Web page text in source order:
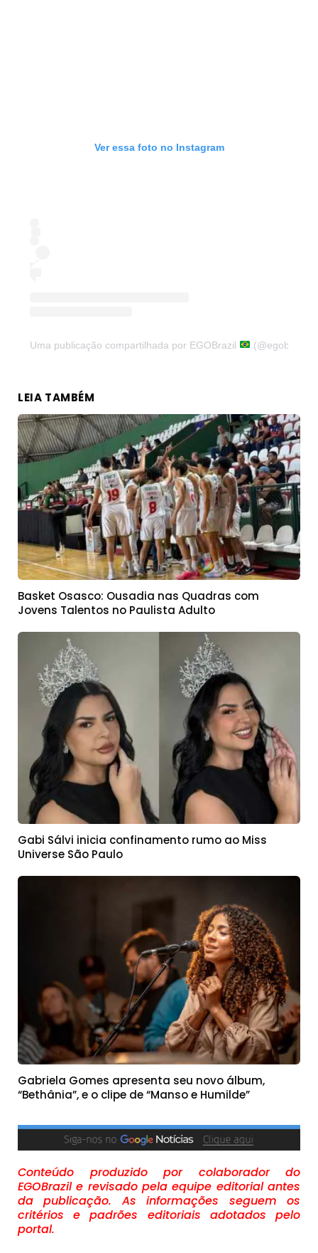
Ver essa foto no Instagram
Uma publicação compartilhada por EGOBrazil (@egobrazil)
LEIA TAMBÉM
Basket Osasco: Ousadia nas Quadras com
Jovens Talentos no Paulista Adulto
Gabi Sálvi inicia confinamento rumo ao Miss
Universe São Paulo
Gabriela Gomes apresenta seu novo álbum,
“Bethânia”, e o clipe de “Manso e Humilde”
Conteúdo produzido por colaborador do
EGOBrazil e revisado pela equipe editorial antes
da publicação. As informações seguem os
critérios e padrões editoriais adotados pelo
portal.